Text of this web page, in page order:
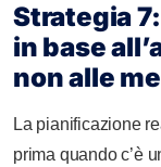
Strategia
in base
non alle
La pianificazione
prima quando c’è